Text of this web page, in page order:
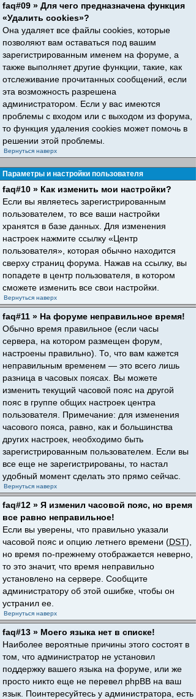
faq#09 » Для чего предназначена функция
«Удалить cookies»?
Она удаляет все файлы cookies, которые
позволяют вам оставаться под вашим
зарегистрированным именем на форуме, а
также выполняет другие функции, такие, как
отслеживание прочитанных сообщений, если
эта возможность разрешена
администратором. Если у вас имеются
проблемы с входом или с выходом из форума,
то функция удаления cookies может помочь в
решении этой проблемы.
Вернуться наверх
Параметры и настройки пользователя
faq#10 » Как изменить мои настройки?
Если вы являетесь зарегистрированным
пользователем, то все ваши настройки
хранятся в базе данных. Для изменения
настроек нажмите ссылку «Центр
пользователя», которая обычно находится
сверху страниц форума. Нажав на ссылку, вы
попадете в центр пользователя, в котором
сможете изменить все свои настройки.
Вернуться наверх
faq#11 » На форуме неправильное время!
Обычно время правильное (если часы
сервера, на котором размещен форум,
настроены правильно). То, что вам кажется
неправильным временем — это всего лишь
разница в часовых поясах. Вы можете
изменить текущий часовой пояс на другой
пояс в группе общих настроек центра
пользователя. Примечание: для изменения
часового пояса, равно, как и большинства
других настроек, необходимо быть
зарегистрированным пользователем. Если вы
все еще не зарегистрированы, то настал
удобный момент сделать это прямо сейчас.
Вернуться наверх
faq#12 » Я изменил часовой пояс, но время
все равно неправильное!
Если вы уверены, что правильно указали
часовой пояс и опцию летнего времени (DST),
но время по-прежнему отображается неверно,
то это значит, что время неправильно
установлено на сервере. Сообщите
администратору об этой ошибке, чтобы он
устранил ее.
Вернуться наверх
faq#13 » Моего языка нет в списке!
Наиболее вероятные причины этого состоят в
том, что администратор не установил
поддержку вашего языка на форуме, или же
просто никто еще не перевел phpBB на ваш
язык. Поинтересуйтесь у администратора, есть